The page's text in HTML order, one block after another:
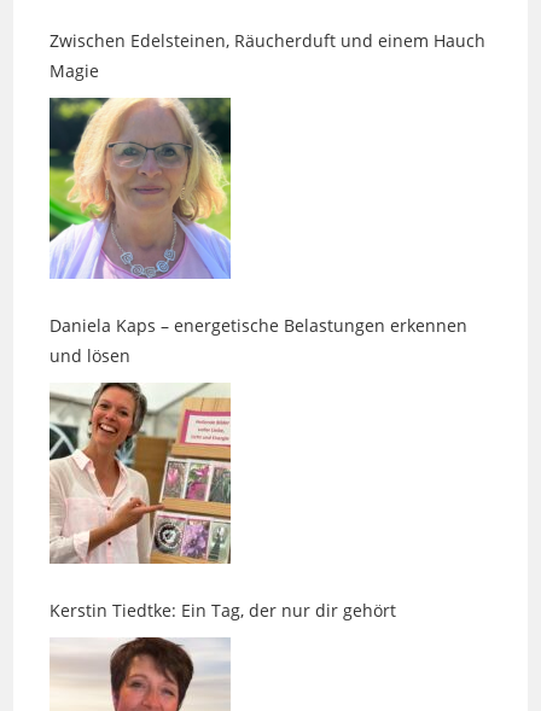
Daniela Kaps – energetische Belastungen erkennen
Kerstin Tiedtke: Ein Tag, der nur dir gehört